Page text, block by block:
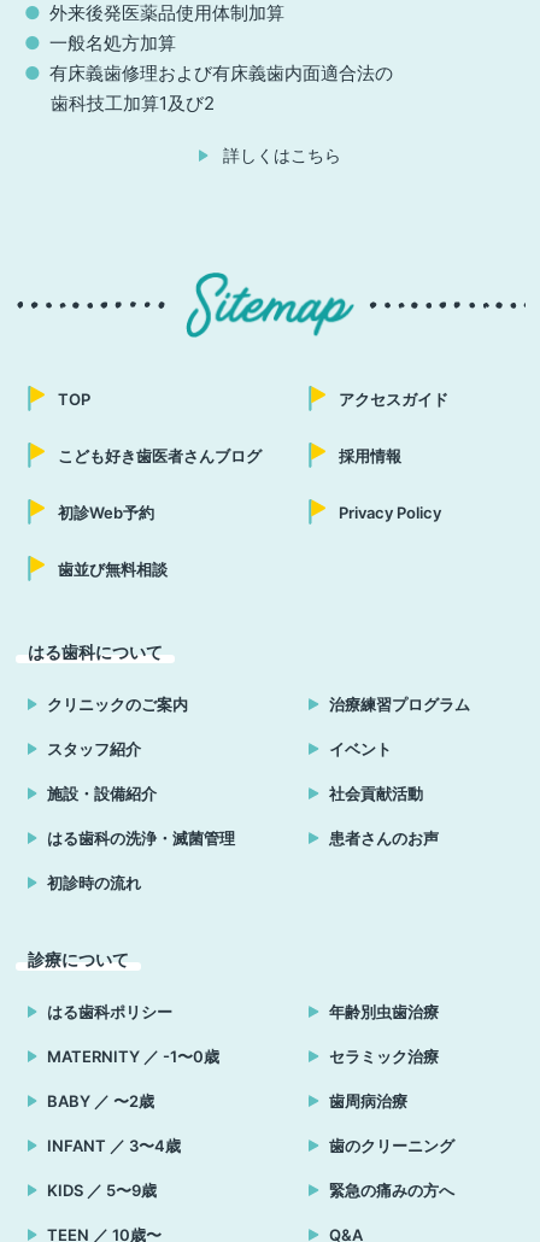
外来後発医薬品使用体制加算
一般名処方加算
有床義歯修理および有床義歯内面適合法の
歯科技工加算1及び2
詳しくはこちら
TOP
こども好き歯医者さんブログ
初診Web予約
歯並び無料相談
アクセスガイド
採用情報
Privacy Policy
はる歯科について
クリニックのご案内
スタッフ紹介
施設・設備紹介
はる歯科の洗浄・滅菌管理
初診時の流れ
治療練習プログラム
イベント
社会貢献活動
患者さんのお声
診療について
はる歯科ポリシー
MATERNITY ／ -1〜0歳
BABY ／ 〜2歳
INFANT ／ 3〜4歳
KIDS ／ 5〜9歳
TEEN ／ 10歳〜
年齢別虫歯治療
セラミック治療
歯周病治療
歯のクリーニング
緊急の痛みの方へ
Q&A